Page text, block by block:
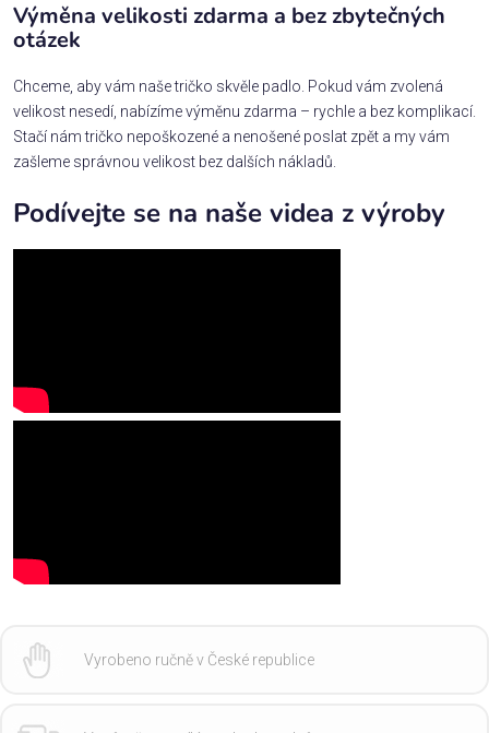
Výměna velikosti zdarma a bez zbytečných
otázek
Chceme, aby vám naše tričko skvěle padlo. Pokud vám zvolená
velikost nesedí, nabízíme výměnu zdarma – rychle a bez komplikací.
Stačí nám tričko nepoškozené a nenošené poslat zpět a my vám
zašleme správnou velikost bez dalších nákladů.
Podívejte se na naše videa z výroby
Vyrobeno ručně v České republice